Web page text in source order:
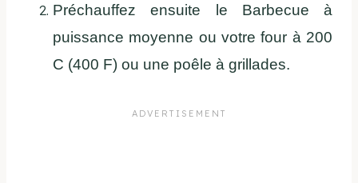
Préchauffez ensuite le Barbecue à
puissance moyenne ou votre four à 200
C (400 F) ou une poêle à grillades.